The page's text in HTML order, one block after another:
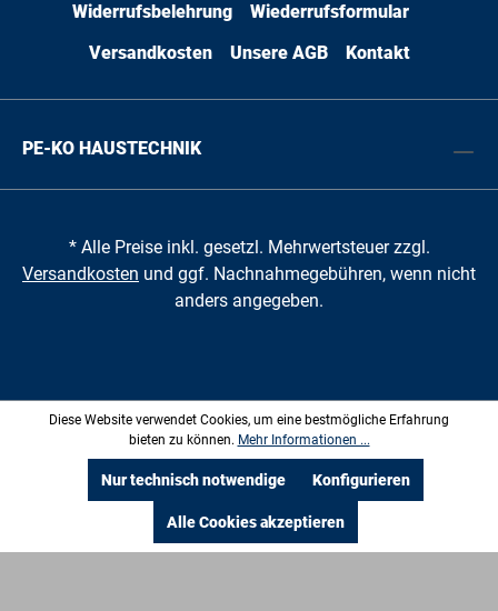
Widerrufsbelehrung
Wiederrufsformular
Versandkosten
Unsere AGB Kontakt
PE-KO HAUSTECHNIK
* Alle Preise inkl. gesetzl. Mehrwertsteuer zzgl.
Versandkosten und ggf. Nachnahmegebühren, wenn nicht
anders angegeben.
Diese Website verwendet Cookies, um eine bestmögliche Erfahrung
bieten zu können. Mehr Informationen ...
Nur technisch notwendige Konfigurieren
Alle Cookies akzeptieren